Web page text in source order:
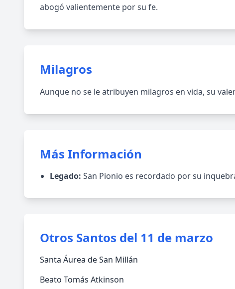
abogó valientemente por su fe.
Milagros
Aunque no se le atribuyen milagros en vida, su
Más Información
Legado: San Pionio es recordado por su
Otros Santos del 11 de marzo
Santa Áurea de San Millán
Beato Tomás Atkinson